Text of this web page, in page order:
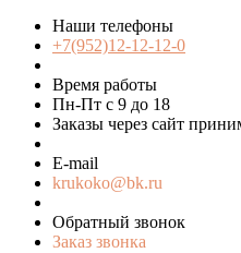
Наши телефоны
+7(952)12-12-12-0
Время работы
Пн-Пт с 9 до 18
Заказы через сайт
E-mail
krukoko@bk.ru
Обратный звонок
Заказ звонка